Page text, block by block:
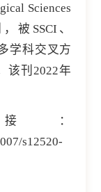
Sciences
被SSCI、
学科交叉方
该刊2022年
：
s12520-